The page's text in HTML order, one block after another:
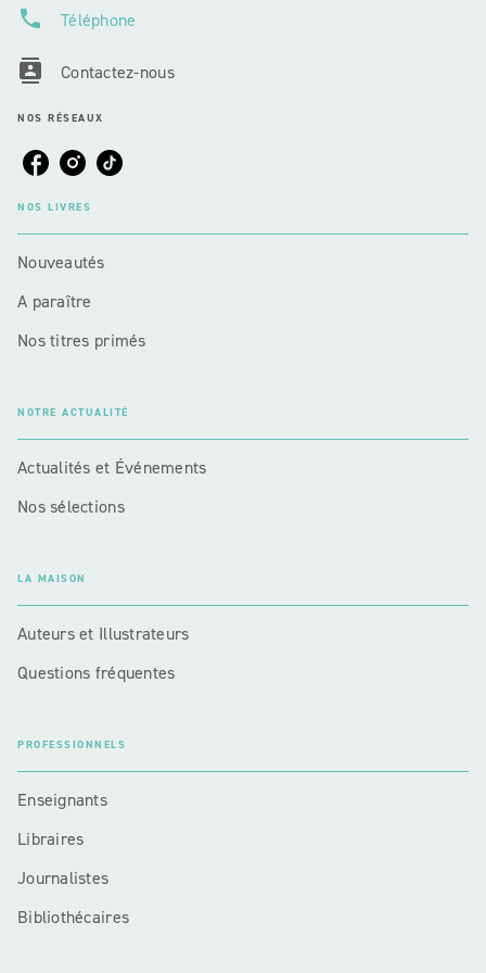
phone Téléphone
contacts Contactez-nous
NOS RÉSEAUX
NOS LIVRES
Nouveautés
A paraître
Nos titres primés
NOTRE ACTUALITÉ
Actualités et Événements
Nos sélections
LA MAISON
Auteurs et Illustrateurs
Questions fréquentes
PROFESSIONNELS
Enseignants
Libraires
Journalistes
Bibliothécaires